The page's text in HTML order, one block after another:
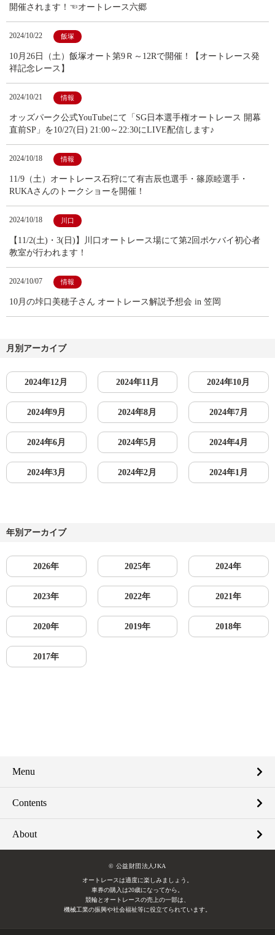
開催されます！☜オートレース六郷
2024/10/22 飯塚
10月26日（土）飯塚オート第9Ｒ～12Rで開催！【オートレース発
祥記念レース】
2024/10/21 情報
オッズパーク公式YouTubeにて「SG日本選手権オートレース 開幕
直前SP」を10/27(日) 21:00～22:30にLIVE配信します♪
2024/10/18 情報
11/9（土）オートレース石狩にて有吉辰也選手・篠原睦選手・
RUKAさんのトークショーを開催！
2024/10/18 川口
【11/2(土)・3(日)】川口オートレース場にて第2回ポケバイ初心者
教室が行われます！
2024/10/07 情報
10月の垰口美穂子さん オートレース解説予想会 in 笠岡
月別アーカイブ
2024年12月 2024年11月 2024年10月
2024年9月 2024年8月 2024年7月
2024年6月 2024年5月 2024年4月
2024年3月 2024年2月 2024年1月
年別アーカイブ
2026年 2025年 2024年
2023年 2022年 2021年
2020年 2019年 2018年
2017年
Menu
Contents
About
© 公益財団法人JKA
オートレースは適度に楽しみましょう。
車券の購入は20歳になってから。
競輪とオートレースの売上の一部は、
機械工業の振興や社会福祉等に役立てられています。